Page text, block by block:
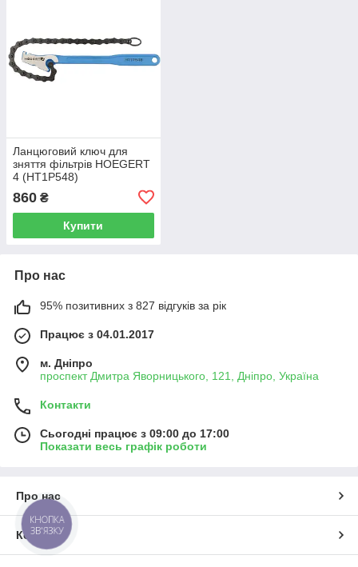
Ланцюговий ключ для
зняття фільтрів HOEGERT
4 (HT1P548)
860 ₴
Купити
Про нас
95% позитивних з 827 відгуків за рік
Працює з 04.01.2017
м. Дніпро
проспект Дмитра Яворницького, 121, Дніпро, Україна
Контакти
Сьогодні працює з 09:00 до 17:00
Показати весь графік роботи
Про нас
Контакти
КНОПКА
ЗВ'ЯЗКУ